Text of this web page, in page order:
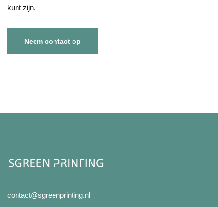
kunt zijn.
Neem contact op
contact@sgreenprinting.nl